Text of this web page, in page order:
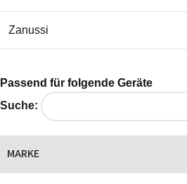
Zanussi
Passend für folgende Geräte
Suche:
MARKE